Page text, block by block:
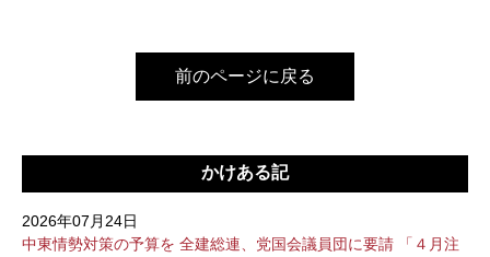
前のページに戻る
かけある記
2026年07月24日
中東情勢対策の予算を 全建総連、党国会議員団に要請 「４月注